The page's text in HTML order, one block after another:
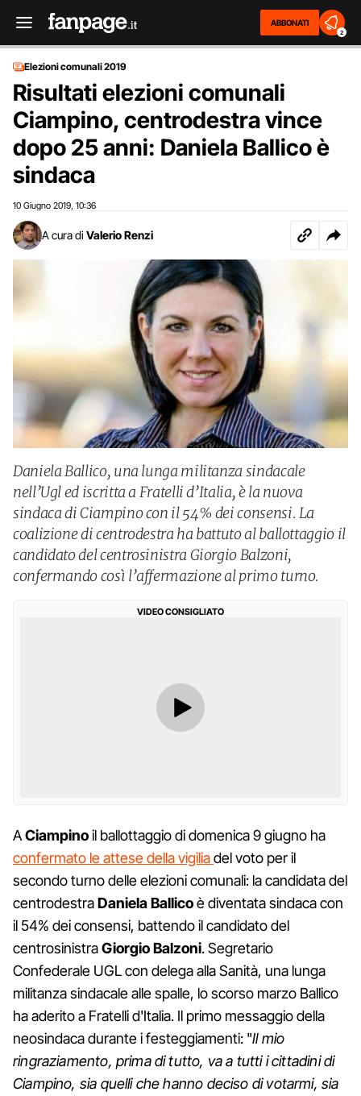
ABBONATI
2
Elezioni comunali 2019
Risultati elezioni comunali
Ciampino, centrodestra vince
dopo 25 anni: Daniela Ballico è
sindaca
10 Giugno 2019 10:36
A cura di Valerio Renzi
Daniela Ballico, una lunga militanza sindacale
nell’Ugl ed iscritta a Fratelli d’Italia, è la nuova
sindaca di Ciampino con il 54% dei consensi. La
coalizione di centrodestra ha battuto al ballottaggio il
candidato del centrosinistra Giorgio Balzoni,
confermando così l’affermazione al primo turno.
VIDEO CONSIGLIATO
ACiampinoil ballottaggio di domenica 9 giugno ha
confermato le attese della vigiliadel voto per il
secondo turno delle elezioni comunali: la candidata del
centrodestraDaniela Ballicoè diventata sindaca con
il 54% dei consensi, battendo il candidato del
centrosinistraGiorgio Balzoni. Segretario
Confederale UGL con delega alla Sanità, una lunga
militanza sindacale alle spalle, lo scorso marzo Ballico
ha aderito a Fratelli d'Italia. Il primo messaggio della
neosindaca durante i festeggiamenti: "Il mio
ringraziamento, prima di tutto, va a tutti i cittadini di
Ciampino, sia quelli che hanno deciso di votarmi, sia